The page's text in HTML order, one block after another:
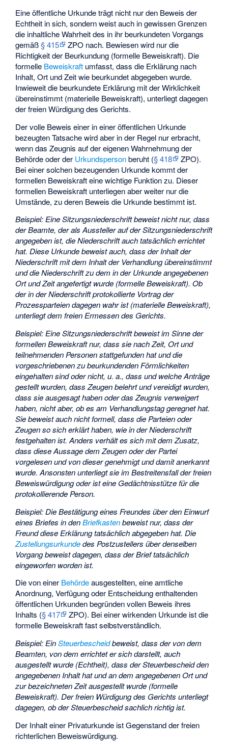
Eine öffentliche Urkunde trägt nicht nur den Beweis der
Echtheit in sich, sondern weist auch in gewissen Grenzen
die inhaltliche Wahrheit des in ihr beurkundeten Vorgangs
gemäß§ 415
ZPO nach. Bewiesen wird nur die
Richtigkeit der Beurkundung (formelle Beweiskraft). Die
formelle Beweiskraft umfasst, dass die Erklärung nach
Inhalt, Ort und Zeit wie beurkundet abgegeben wurde.
Inwieweit die beurkundete Erklärung mit der Wirklichkeit
übereinstimmt (materielle Beweiskraft), unterliegt dagegen
der freien Würdigung des Gerichts.
Der volle Beweis einer in einer öffentlichen Urkunde
bezeugten Tatsache wird aber in der Regel nur erbracht,
wenn das Zeugnis auf der eigenen Wahrnehmung der
Behörde oder der Urkundspersonberuht (§ 418
ZPO).
Bei einer solchen bezeugenden Urkunde kommt der
formellen Beweiskraft eine wichtige Funktion zu. Dieser
formellen Beweiskraft unterliegen aber weiter nur die
Umstände, zu deren Beweis die Urkunde bestimmt ist.
Beispiel: Eine Sitzungsniederschrift beweist nicht nur, dass
der Beamte, der als Aussteller auf der Sitzungsniederschrift
angegeben ist, die Niederschrift auch tatsächlich errichtet
hat. Diese Urkunde beweist auch, dass der Inhalt der
Niederschrift mit dem Inhalt der Verhandlung übereinstimmt
und die Niederschrift zu dem in der Urkunde angegebenen
Ort und Zeit angefertigt wurde (formelle Beweiskraft). Ob
der in der Niederschrift protokollierte Vortrag der
Prozessparteien dagegen wahr ist (materielle Beweiskraft),
unterliegt dem freien Ermessen des Gerichts.
Beispiel: Eine Sitzungsniederschrift beweist im Sinne der
formellen Beweiskraft nur, dass sie nach Zeit, Ort und
teilnehmenden Personen stattgefunden hat und die
vorgeschriebenen zu beurkundenden Förmlichkeiten
eingehalten sind oder nicht, u. a., dass und welche Anträge
gestellt wurden, dass Zeugen belehrt und vereidigt wurden,
dass sie ausgesagt haben oder das Zeugnis verweigert
haben, nicht aber, ob es am Verhandlungstag geregnet hat.
Sie beweist auch nicht formell, dass die Parteien oder
Zeugen so sich erklärt haben, wie in der Niederschrift
festgehalten ist. Anders verhält es sich mit dem Zusatz,
dass diese Aussage dem Zeugen oder der Partei
vorgelesen und von dieser genehmigt und damit anerkannt
wurde. Ansonsten unterliegt sie im Bestreitensfall der freien
Beweiswürdigung oder ist eine Gedächtnisstütze für die
protokollierende Person.
Beispiel: Die Bestätigung eines Freundes über den Einwurf
eines Briefes in denBriefkastenbeweist nur, dass der
Freund diese Erklärung tatsächlich abgegeben hat. Die
Zustellungsurkundedes Postzustellers über denselben
Vorgang beweist dagegen, dass der Brief tatsächlich
eingeworfen worden ist.
Die von einer Behördeausgestellten, eine amtliche
Anordnung, Verfügung oder Entscheidung enthaltenden
öffentlichen Urkunden begründen vollen Beweis ihres
Inhalts (§ 417
ZPO). Bei einer wirkenden Urkunde ist die
formelle Beweiskraft fast selbstverständlich.
Beispiel: EinSteuerbescheidbeweist, dass der von dem
Beamten, von dem errichtet er sich darstellt, auch
ausgestellt wurde (Echtheit), dass der Steuerbescheid den
angegebenen Inhalt hat und an dem angegebenen Ort und
zur bezeichneten Zeit ausgestellt wurde (formelle
Beweiskraft). Der freien Würdigung des Gerichts unterliegt
dagegen, ob der Steuerbescheid sachlich richtig ist.
Der Inhalt einer Privaturkunde ist Gegenstand der freien
richterlichen Beweiswürdigung.